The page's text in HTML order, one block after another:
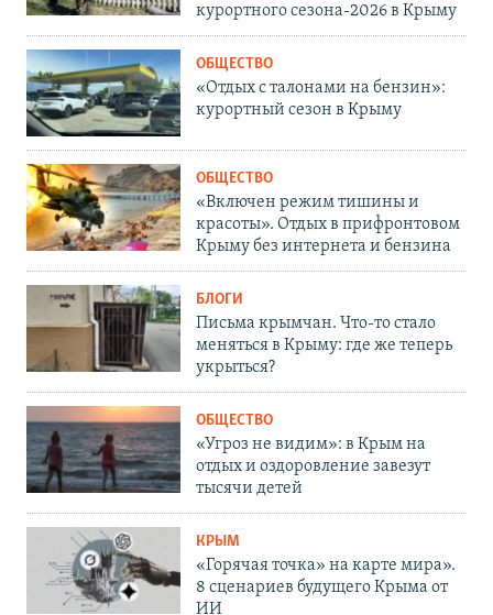
курортного сезона-2026 в Крыму
ОБЩЕСТВО
«Отдых с талонами на бензин»:
курортный сезон в Крыму
ОБЩЕСТВО
«Включен режим тишины и
красоты». Отдых в прифронтовом
Крыму без интернета и бензина
БЛОГИ
Письма крымчан. Что-то стало
меняться в Крыму: где же теперь
укрыться?
ОБЩЕСТВО
«Угроз не видим»: в Крым на
отдых и оздоровление завезут
тысячи детей
КРЫМ
«Горячая точка» на карте мира».
8 сценариев будущего Крыма от
ИИ